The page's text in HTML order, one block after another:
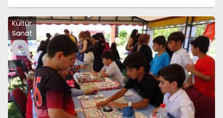
Kültür
Sanat